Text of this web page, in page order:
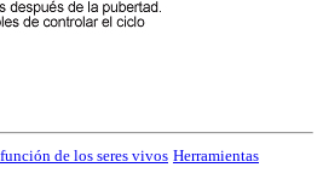
de los seres vivos Herramientas